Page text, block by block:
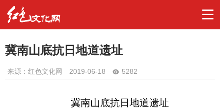
冀南山底抗日地道遗址
来源：红色文化网 2019-06-18 5282
冀南山底抗日地道遗址